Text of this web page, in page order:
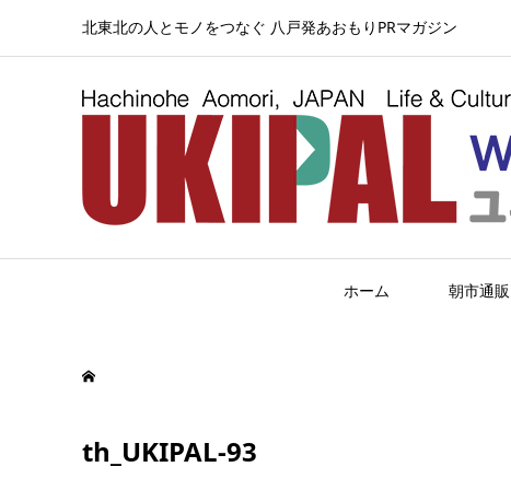
北東北の人とモノをつなぐ 八戸発あおもりPRマガジン
ホーム 朝市通販
th_UKIPAL-93